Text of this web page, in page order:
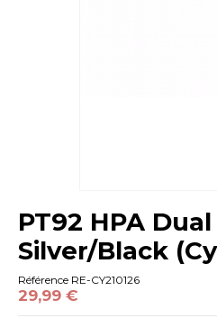
PT92 HPA
Silver/Black
Référence RE-CY210126
29,99 €